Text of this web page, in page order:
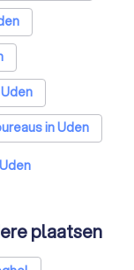
in Uden
in Uden
plaatsen